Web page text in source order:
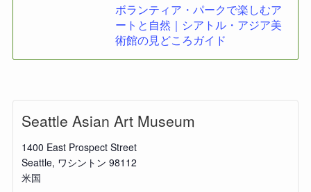
ボランティア・パークで楽しむア
ートと自然｜シアトル・アジア美
術館の見どころガイド
Seattle Asian Art Museum
1400 East Prospect Street
Seattle, ワシントン 98112
米国